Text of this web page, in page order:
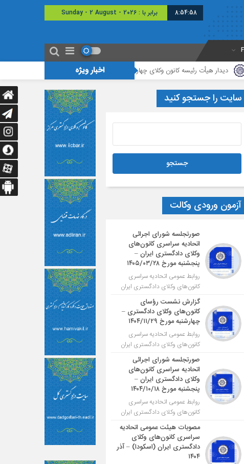
8:54:58 برابر با : Sunday - 2 August - 2026
اخبار ویژه
هیأت رئیسه کانون وکلای چهارمحال و بختیاری با رئیس دادگستری شهرستان شهرکرد
سایت را جستجو کنید
آزمون ورودی وکالت
صورتجلسه شورای اجرائی
اتحادیه سراسری کانون‌های
وکلای دادگستری ایران –
پنجشنبه مورخ ۱۴۰۵/۰۳/۲۸
روابط عمومی اتحادیه سراسری
کانون‌های وکلای دادگستری ایران
گزارش نشست رؤسای
کانون‌های وکلای دادگستری –
چهارشنبه مورخ ۱۴۰۴/۱۱/۲۹
روابط عمومی اتحادیه سراسری
کانون‌های وکلای دادگستری ایران
صورتجلسه شورای اجرائی
اتحادیه سراسری کانون‌های
وکلای دادگستری ایران –
پنجشنبه مورخ ۱۴۰۴/۱۰/۱۸
روابط عمومی اتحادیه سراسری
کانون‌های وکلای دادگستری ایران
مصوبات هیئت عمومی اتحادیه
سراسری کانون‌های وکلای
دادگستری ایران (اسکودا) – آذر
۱۴۰۴